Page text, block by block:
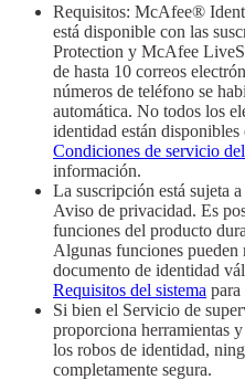
Requisitos: McAfee®
está disponible con las
Protection y McAfee
de hasta 10 correos
números de teléfono se
automática. No todos los
identidad están
Condiciones de servicio
información.
La suscripción está sujeta
Aviso de privacidad. Es
funciones del producto
Algunas funciones
documento de identidad
Requisitos del sistema
Si bien el Servicio de
proporciona herramientas
los robos de identidad,
completamente segura.